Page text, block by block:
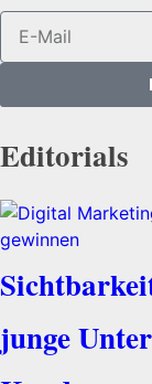
Editorials
junge